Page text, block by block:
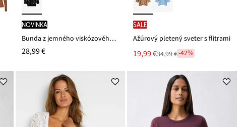
novinka
Bunda z jemného viskózového mixu
28,99 €
SALE
Ažúrový pletený sveter s flitrami
Nová
cena
je
19,99 €
Zľava 34,99 €-42%